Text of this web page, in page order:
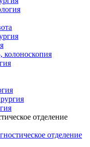
колоноскопия
отделение
отделение